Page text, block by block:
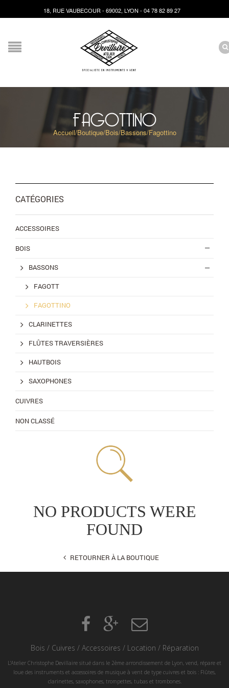
18, RUE VAUBECOUR - 69002, LYON - 04 78 82 89 27
FAGOTTINO
Accueil/Boutique/Bois/Bassons/Fagottino
NO PRODUCTS WERE
FOUND
RETOURNER À LA BOUTIQUE
CATÉGORIES
ACCESSOIRES
BOIS
BASSONS
FAGOTT
FAGOTTINO
CLARINETTES
FLÛTES TRAVERSIÈRES
HAUTBOIS
SAXOPHONES
CUIVRES
NON CLASSÉ
Bois / Cuivres / Accessoires / Location / Réparation
L'Atelier Christophe Devillaire situé dans le 2ème arrondissement de Lyon, vend, répare et
loue des instruments et accessoires de musique à vent de type cuivres et bois : Flûtes,
clarinettes, saxophones, trompettes, tubas et trombones.